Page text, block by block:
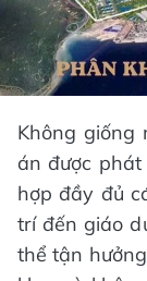
Không giống
án được phát
hợp đầy đủ
trí đến giáo
thể tận